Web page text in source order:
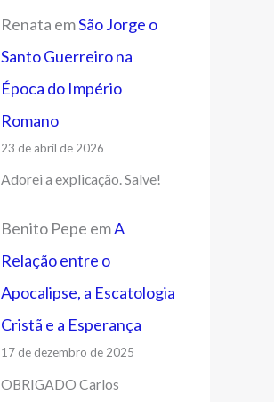
Renata emSão Jorge o
Santo Guerreiro na
Época do Império
Romano
23 de abril de 2026
Adorei a explicação. Salve!
Benito Pepe emA
Relação entre o
Apocalipse, a Escatologia
Cristã e a Esperança
17 de dezembro de 2025
OBRIGADO Carlos